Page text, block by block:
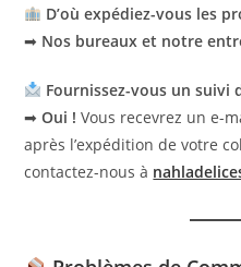
D’où expédiez-vous les
➡ Nos bureaux et notre
Fournissez-vous un suivi
➡Oui ! Vous recevrez un e-
après l’expédition de votre
contactez-nous à